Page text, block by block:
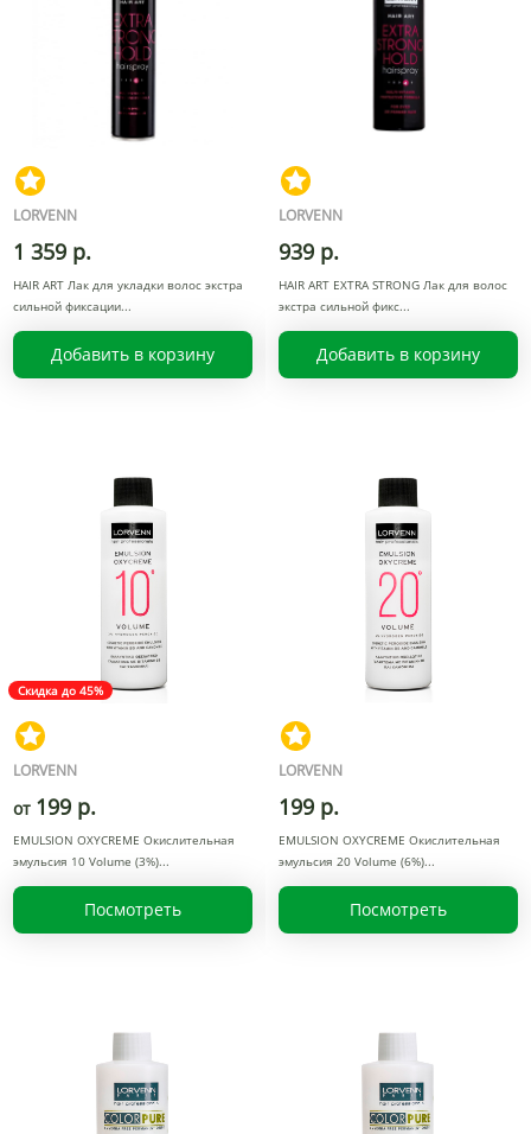
LORVENN
1 359 р.
HAIR ART Лак для укладки волос экстра
сильной фиксации
Добавить в корзину
LORVENN
939 р.
HAIR ART EXTRA STRONG Лак для волос
экстра сильной фикс
Добавить в корзину
Скидка до 45%
LORVENN
от 199 р.
EMULSION OXYCREME Окислительная
эмульсия 10 Volume (3%)
Посмотреть
LORVENN
199 р.
EMULSION OXYCREME Окислительная
эмульсия 20 Volume (6%)
Посмотреть